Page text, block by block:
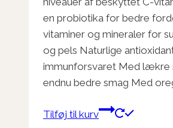
en probiotika for bedre
vitaminer og mineraler for
og pels Naturlige
immunforsvaret Med
endnu bedre smag Med
Tilføj til kurv